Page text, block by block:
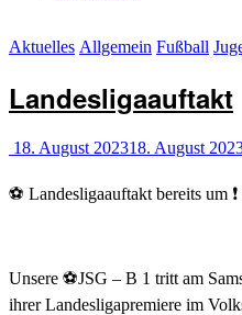
Aktuelles Allgemein Fußball
Landesligaauftakt
18. August 202318. August
⚽ Landesligaauftakt bereits um ❗
Unsere ⚽JSG – B 1 tritt am
ihrer Landesligapremiere im